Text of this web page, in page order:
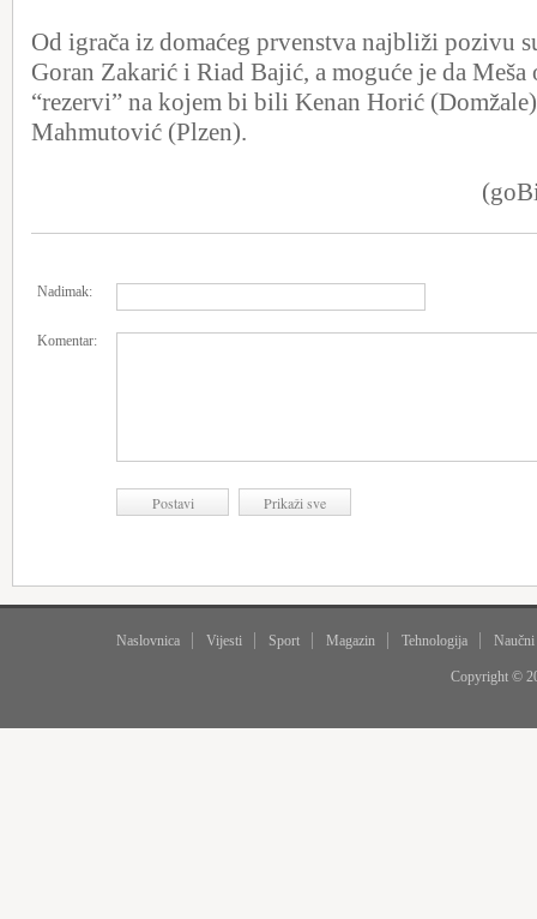
Od igrača iz domaćeg prvenstva najbliži pozivu
Goran Zakarić i Riad Bajić, a moguće je da
“rezervi” na kojem bi bili Kenan Horić
Mahmutović (Plzen).
Nadimak:
Komentar:
Naslovnica Vijesti Sport Magazin Tehnologija
Copyright ©